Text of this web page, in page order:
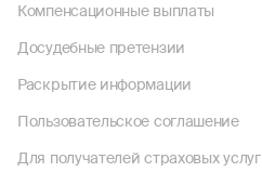
Компенсационные выплаты
Досудебные претензии
Раскрытие информации
Пользовательское соглашение
Для получателей страховых услуг